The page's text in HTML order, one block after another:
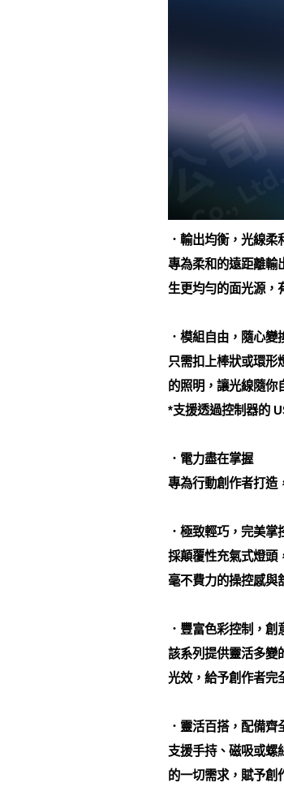
．輸出均衡，光線柔
專為柔和的遠距離輸
生更均勻的面光源，
．模組自由，隨心變
只需扣上棒狀或環形
的照明，讓光線隨你
*支援透過控制器的
．電力盡在掌握
專為行動創作者打造
．極致輕巧，完美掌
採顛覆性充氣式燈頭
毫不費力的操控感與
．豐富色彩控制，創
該系列提供靈活多變
光效，給予創作者完
．靈活百搭，配備齊
支援手持、磁吸或螺
的一切需求，賦予創